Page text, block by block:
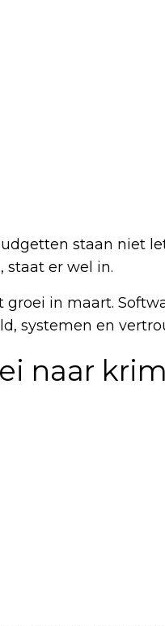
staan niet
staat er wel in.
in maart.
systemen en
naar